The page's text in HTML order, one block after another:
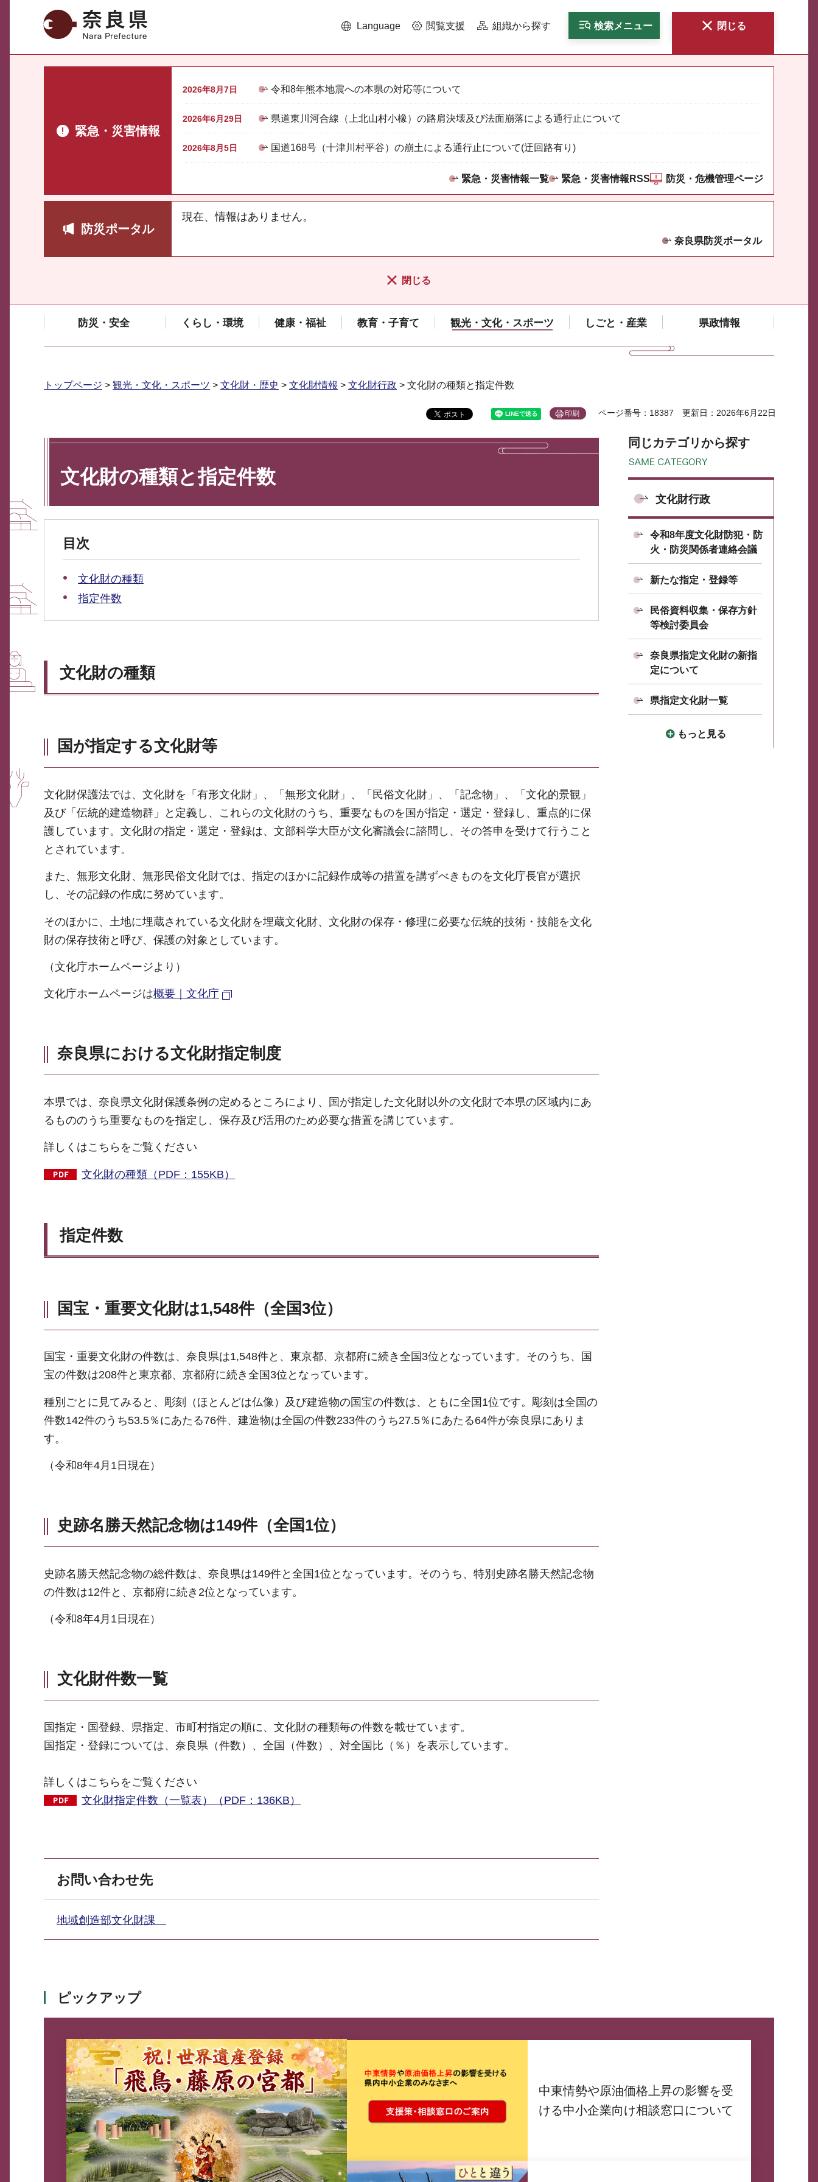
奈良県 Language 閲覧支援 組織から探す 検索メニュー 閉じる
緊急・災害情報
2026年8月7日 令和8年熊本地震への本県の対応等について
2026年6月29日 県道東川河合線（上北山村小橡）の路肩決壊及び法面崩落による通行止について
2026年8月5日 国道168号（十津川村平谷）の崩土による通行止について(迂回路有り)
緊急・災害情報一覧 緊急・災害情報RSS 防災・危機管理ページ
防災ポータル
現在、情報はありません。
奈良県防災ポータル
閉じる
防災・安全 くらし・環境 健康・福祉 教育・子育て 観光・文化・スポーツ しごと・産業 県政情報
トップページ > 観光・文化・スポーツ > 文化財・歴史 > 文化財情報 > 文化財行政 > 文化財の種類と指定件数
印刷 ページ番号：18387 更新日：2026年6月22日
文化財の種類と指定件数
目次
文化財の種類
指定件数
文化財の種類
国が指定する文化財等
文化財保護法では、文化財を「有形文化財」、「無形文化財」、「民俗文化財」、「記念物」、「文化的景観」
及び「伝統的建造物群」と定義し、これらの文化財のうち、重要なものを国が指定・選定・登録し、重点的に保
護しています。文化財の指定・選定・登録は、文部科学大臣が文化審議会に諮問し、その答申を受けて行うこと
とされています。
また、無形文化財、無形民俗文化財では、指定のほかに記録作成等の措置を講ずべきものを文化庁長官が選択
し、その記録の作成に努めています。
そのほかに、土地に埋蔵されている文化財を埋蔵文化財、文化財の保存・修理に必要な伝統的技術・技能を文化
財の保存技術と呼び、保護の対象としています。
（文化庁ホームページより）
文化庁ホームページは概要｜文化庁
奈良県における文化財指定制度
本県では、奈良県文化財保護条例の定めるところにより、国が指定した文化財以外の文化財で本県の区域内にあ
るもののうち重要なものを指定し、保存及び活用のため必要な措置を講じています。
詳しくはこちらをご覧ください
文化財の種類（PDF：155KB）
指定件数
国宝・重要文化財は1,548件（全国3位）
国宝・重要文化財の件数は、奈良県は1,548件と、東京都、京都府に続き全国3位となっています。そのうち、国
宝の件数は208件と東京都、京都府に続き全国3位となっています。
種別ごとに見てみると、彫刻（ほとんどは仏像）及び建造物の国宝の件数は、ともに全国1位です。彫刻は全国の
件数142件のうち53.5％にあたる76件、建造物は全国の件数233件のうち27.5％にあたる64件が奈良県にありま
す。
（令和8年4月1日現在）
史跡名勝天然記念物は149件（全国1位）
史跡名勝天然記念物の総件数は、奈良県は149件と全国1位となっています。そのうち、特別史跡名勝天然記念物
の件数は12件と、京都府に続き2位となっています。
（令和8年4月1日現在）
文化財件数一覧
国指定・国登録、県指定、市町村指定の順に、文化財の種類毎の件数を載せています。
国指定・登録については、奈良県（件数）、全国（件数）、対全国比（％）を表示しています。
詳しくはこちらをご覧ください
文化財指定件数（一覧表）（PDF：136KB）
お問い合わせ先
地域創造部文化財課
同じカテゴリから探す
文化財行政
令和8年度文化財防犯・防
火・防災関係者連絡会議
新たな指定・登録等
民俗資料収集・保存方針
等検討委員会
奈良県指定文化財の新指
定について
県指定文化財一覧
もっと見る
ピックアップ
中東情勢や原油価格上昇の影響を受
ける中小企業向け相談窓口について